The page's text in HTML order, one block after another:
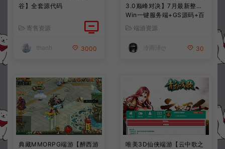
谷】全套源代码
寄售资源
thanh 3000
3.0巅峰对决】7月最新整理
Win一键服务端+GS源码+百
宝阁+在线GM工具+PC客户
端+详细搭建教程
端游资源
冷雨泽ღ 30
典藏MMORPG端游【醉西游
唯美3D仙侠端游【云中歌之